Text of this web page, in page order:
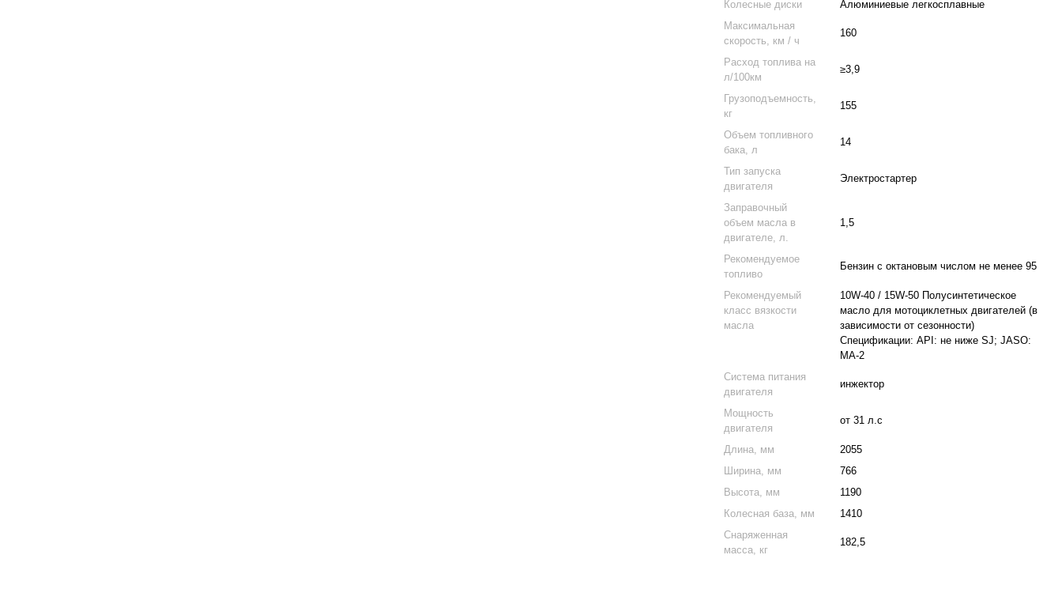
Колесные диски
Алюминиевые легкосплавные
Максимальная
скорость, км / ч
160
Расход топлива на
л/100км
≥3,9
Грузоподъемность,
кг
155
Объем топливного
бака, л
14
Тип запуска
двигателя
Электростартер
Заправочный
oбъем масла в
двигателе, л.
1,5
Рекомендуемое
топливо
Бензин с октановым числом не менее 95
Рекомендуемый
класс вязкости
масла
10W-40 / 15W-50 Полусинтетическое
масло для мотоциклетных двигателей (в
зависимости от сезонности)
Спецификации: API: не ниже SJ; JASO:
MA-2
Система питания
двигателя
инжектор
Мощность
двигателя
от 31 л.с
Длина, мм
2055
Ширина, мм
766
Высота, мм
1190
Колесная база, мм
1410
Снаряженная
масса, кг
182,5